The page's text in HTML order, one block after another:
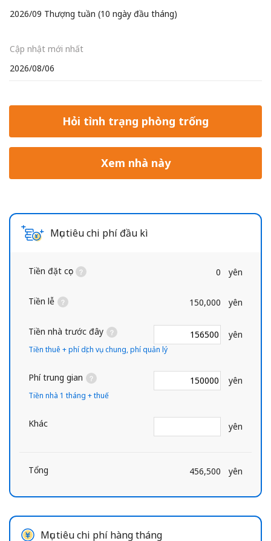
2026/09 Thượng tuần (10 ngày đầu tháng)
Cập nhật mới nhất
2026/08/06
Hỏi tình trạng phòng trống
Xem nhà này
Mục tiêu chi phí đầu kì
Tiền đặt cọc 0 yên
Tiền lễ 150,000 yên
Tiền nhà trước đây yên
Tiền thuê + phí dịch vụ chung, phí quản lý
Phí trung gian yên
Tiền nhà 1 tháng + thuế
Khác yên
Tổng 456,500 yên
Mục tiêu chi phí hàng tháng